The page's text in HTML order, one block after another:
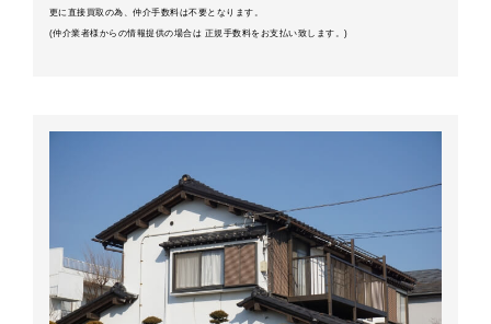
更に直接買取の為、仲介手数料は不要となります。
(仲介業者様からの情報提供の場合は 正規手数料をお支払い致します。)